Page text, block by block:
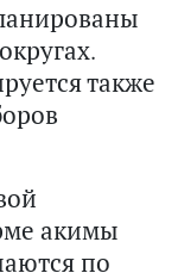
также
акимы
по